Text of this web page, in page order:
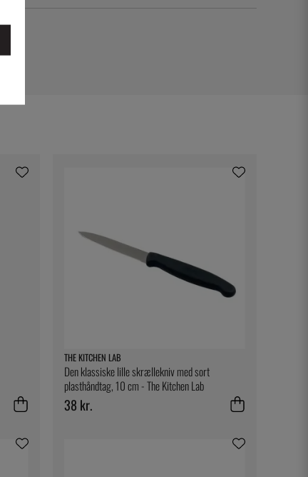
THE KITCHEN LAB
Den klassiske lille skrællekniv med sort
plasthåndtag, 10 cm - The Kitchen Lab
38 kr.